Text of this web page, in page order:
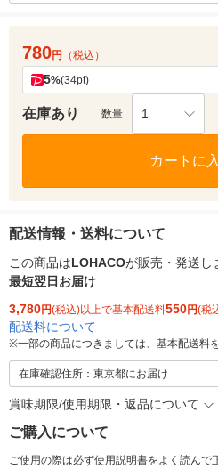
780円 （税込）
5%(34pt)
在庫あり 数量 1
カートに
配送情報・送料について
この商品はLOHACOが販売・発送し
最短翌日お届け
3,780円(税込)以上で基本配送料550円(税
配送料について
※一部の商品につきましては、基本配送料
在庫確認住所：東京都にお届け
賞味期限/使用期限・返品について
ご購入について
ご使用の際は必ず使用説明書をよく読んで